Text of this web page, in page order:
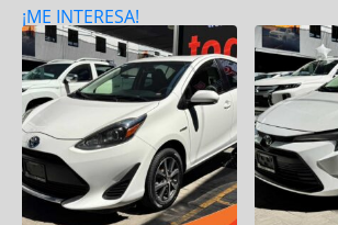
¡ME INTERESA!